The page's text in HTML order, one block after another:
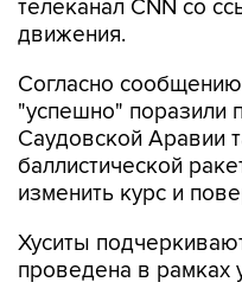
Согласно сообщению,
Саудовской Аравии
баллистической
изменить курс и
Хуситы
морской блокады